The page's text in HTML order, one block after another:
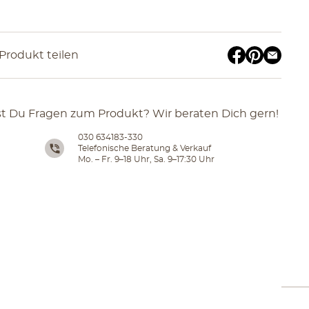
teilen
Du Fragen zum Produkt? Wir beraten Dich gern!
030 634183-330
Telefonische Beratung & Verkauf
Mo. – Fr. 9–18 Uhr, Sa. 9–17:30 Uhr